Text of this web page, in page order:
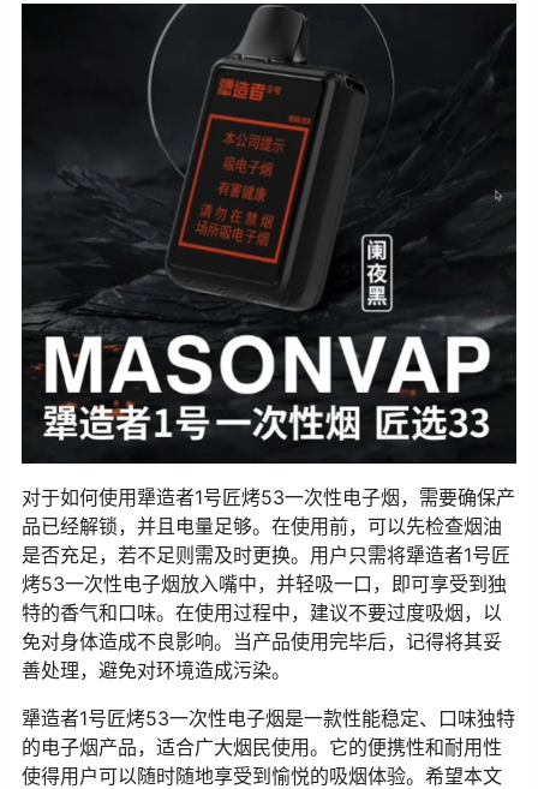
对于如何使用犟造者1号匠烤53一次性电子烟，需要确保产
品已经解锁，并且电量足够。在使用前，可以先检查烟油
是否充足，若不足则需及时更换。用户只需将犟造者1号匠
烤53一次性电子烟放入嘴中，并轻吸一口，即可享受到独
特的香气和口味。在使用过程中，建议不要过度吸烟，以
免对身体造成不良影响。当产品使用完毕后，记得将其妥
善处理，避免对环境造成污染。
犟造者1号匠烤53一次性电子烟是一款性能稳定、口味独特
的电子烟产品，适合广大烟民使用。它的便携性和耐用性
使得用户可以随时随地享受到愉悦的吸烟体验。希望本文